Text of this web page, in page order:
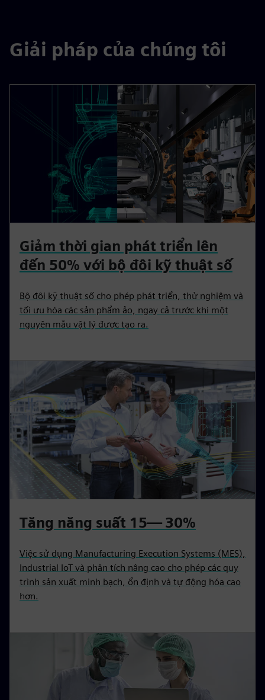
Giải pháp của chúng tôi
Giảm thời gian phát triển lên
đến 50% với bộ đôi kỹ thuật số
Bộ đôi kỹ thuật số cho phép phát triển, thử nghiệm và
tối ưu hóa các sản phẩm ảo, ngay cả trước khi một
nguyên mẫu vật lý được tạo ra.
Tăng năng suất 15— 30%
Việc sử dụng Manufacturing Execution Systems (MES),
Industrial IoT và phân tích nâng cao cho phép các quy
trình sản xuất minh bạch, ổn định và tự động hóa cao
hơn.